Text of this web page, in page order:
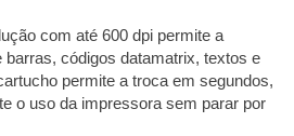
com até 600 dpi permite a
barras, códigos datamatrix, textos e
permite a troca em segundos,
o uso da impressora sem parar por